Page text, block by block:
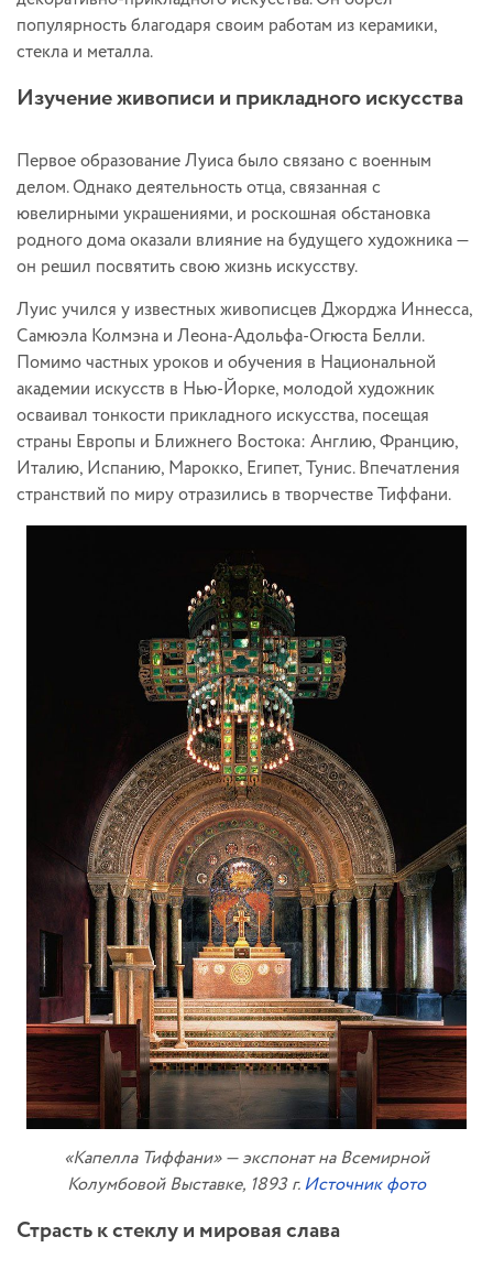
популярность благодаря своим работам из керамики,
стекла и металла.
Изучение живописи и прикладного искусства
Первое образование Луиса было связано с военным
делом. Однако деятельность отца, связанная с
ювелирными украшениями, и роскошная обстановка
родного дома оказали влияние на будущего художника —
он решил посвятить свою жизнь искусству.
Луис учился у известных живописцев Джорджа Иннесса,
Самюэла Колмэна и Леона-Адольфа-Огюста Белли.
Помимо частных уроков и обучения в Национальной
академии искусств в Нью-Йорке, молодой художник
осваивал тонкости прикладного искусства, посещая
страны Европы и Ближнего Востока: Англию, Францию,
Италию, Испанию, Марокко, Египет, Тунис. Впечатления
странствий по миру отразились в творчестве Тиффани.
«Капелла Тиффани» — экспонат на Всемирной
Колумбовой Выставке, 1893 г.Источник фото
Страсть к стеклу и мировая слава